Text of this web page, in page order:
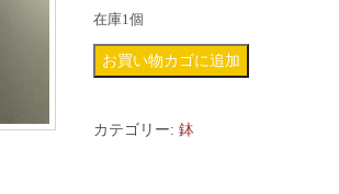
在庫1個
鉢-5
お買い物カゴに追加
カテゴリー: 鉢